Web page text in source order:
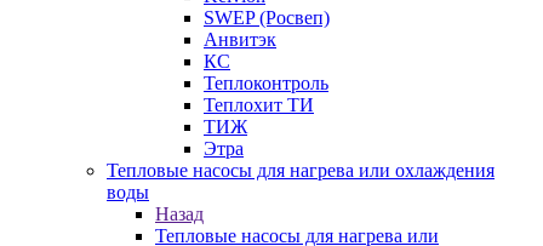
SWEP (Росвеп)
Анвитэк
КС
Теплоконтроль
Теплохит ТИ
ТИЖ
Этра
Тепловые насосы для нагрева или охлаждения
воды
Назад
Тепловые насосы для нагрева или